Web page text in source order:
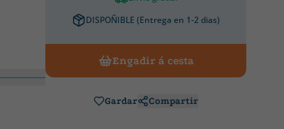
DISPOÑIBLE (Entrega en 1-2 dias)
Engadir á cesta
Gardar Compartir